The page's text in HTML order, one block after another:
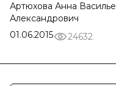
Артюхова Анна
Александрович
01.06.2015
24632